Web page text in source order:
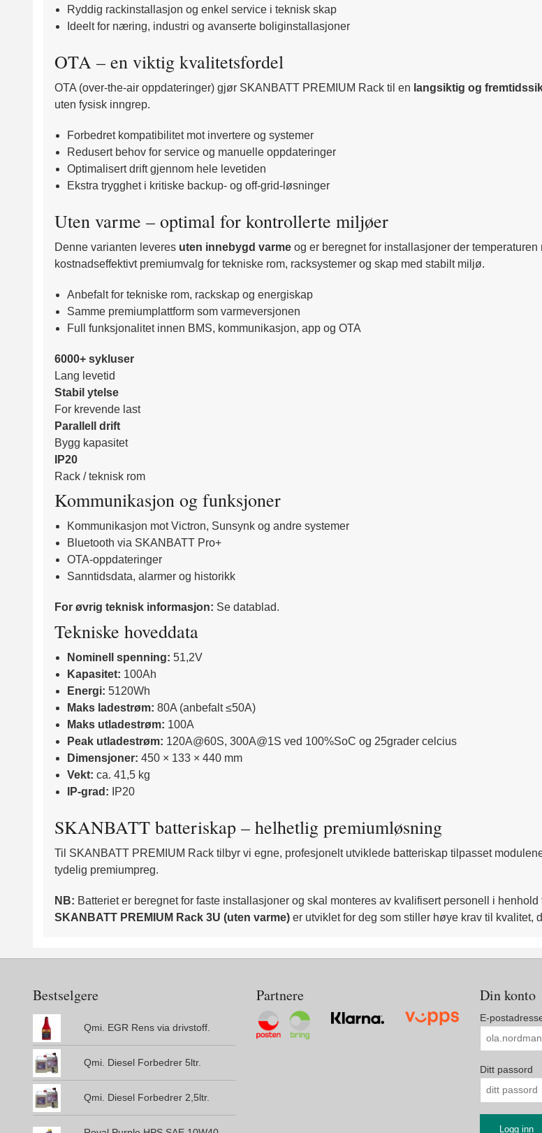
Ryddig rackinstallasjon og enkel service i teknisk skap
Ideelt for næring, industri og avanserte boliginstallasjoner
OTA – en viktig kvalitetsfordel
OTA (over-the-air oppdateringer) gjør SKANBATT PREMIUM Rack til en langsiktig og
uten fysisk inngrep.
Forbedret kompatibilitet mot invertere og systemer
Redusert behov for service og manuelle oppdateringer
Optimalisert drift gjennom hele levetiden
Ekstra trygghet i kritiske backup- og off-grid-løsninger
Uten varme – optimal for kontrollerte miljøer
Denne varianten leveres uten innebygd varme og er beregnet for installasjoner der
kostnadseffektivt premiumvalg for tekniske rom, racksystemer og skap med stabilt miljø.
Anbefalt for tekniske rom, rackskap og energiskap
Samme premiumplattform som varmeversjonen
Full funksjonalitet innen BMS, kommunikasjon, app og OTA
6000+ sykluser
Lang levetid
Stabil ytelse
For krevende last
Parallell drift
Bygg kapasitet
IP20
Rack / teknisk rom
Kommunikasjon og funksjoner
Kommunikasjon mot Victron, Sunsynk og andre systemer
Bluetooth via SKANBATT Pro+
OTA-oppdateringer
Sanntidsdata, alarmer og historikk
For øvrig teknisk informasjon: Se datablad.
Tekniske hoveddata
Nominell spenning: 51,2V
Kapasitet: 100Ah
Energi: 5120Wh
Maks ladestrøm: 80A (anbefalt ≤50A)
Maks utladestrøm: 100A
Peak utladestrøm: 120A@60S, 300A@1S ved 100%SoC og 25grader celcius
Dimensjoner: 450 × 133 × 440 mm
Vekt: ca. 41,5 kg
IP-grad:
IP20
SKANBATT batteriskap – helhetlig premiumløsning
Til SKANBATT PREMIUM Rack tilbyr vi egne, profesjonelt utviklede batteriskap tilpasset
tydelig premiumpreg.
NB: Batteriet er beregnet for faste installasjoner og skal monteres av kvalifisert personell i henhold
SKANBATT PREMIUM Rack 3U (uten varme) er utviklet for deg som stiller høye krav til kvalitet,
Bestselgere
Qmi. EGR Rens via drivstoff.
Qmi. Diesel Forbedrer 5ltr.
Qmi. Diesel Forbedrer 2,5ltr.
Partnere Din konto
E-
Ditt passord